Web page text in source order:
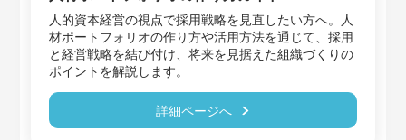
人的資本経営の視点で採用戦略を見直したい方へ。人
材ポートフォリオの作り方や活用方法を通じて、採用
と経営戦略を結び付け、将来を見据えた組織づくりの
ポイントを解説します。
詳細ページへ